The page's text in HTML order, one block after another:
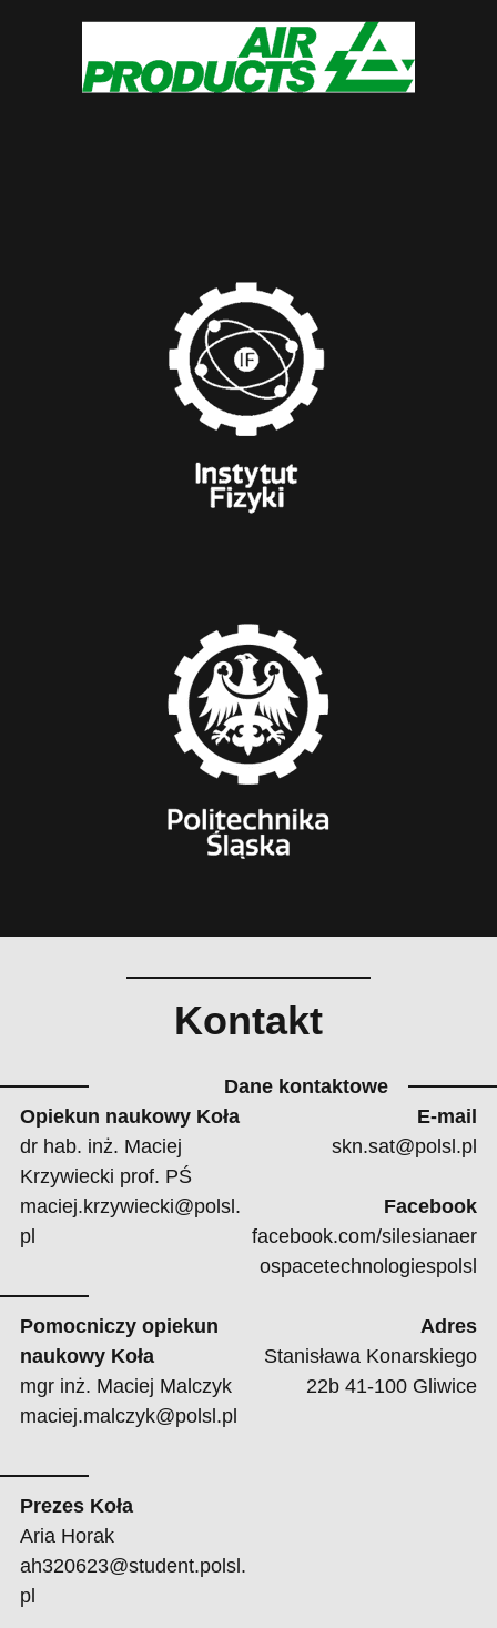
Kontakt
Opiekun naukowy Koła
dr hab. inż. Maciej
Krzywiecki prof. PŚ
maciej.krzywiecki@polsl.
pl
Pomocniczy opiekun
naukowy Koła
mgr inż. Maciej Malczyk
maciej.malczyk@polsl.pl
Prezes Koła
Aria Horak
ah320623@student.polsl.
pl
Dane kontaktowe
E-mail
skn.sat@polsl.pl
Facebook
facebook.com/silesianaer
ospacetechnologiespolsl
Adres
Stanisława Konarskiego
22b 41-100 Gliwice